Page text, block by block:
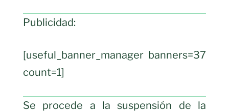
Publicidad:
[useful_banner_manager banners=37
count=1]
Se procede a la suspensión de la